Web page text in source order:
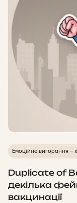
Емоційне вигорання –
Duplicate of
декілька
вакцинації